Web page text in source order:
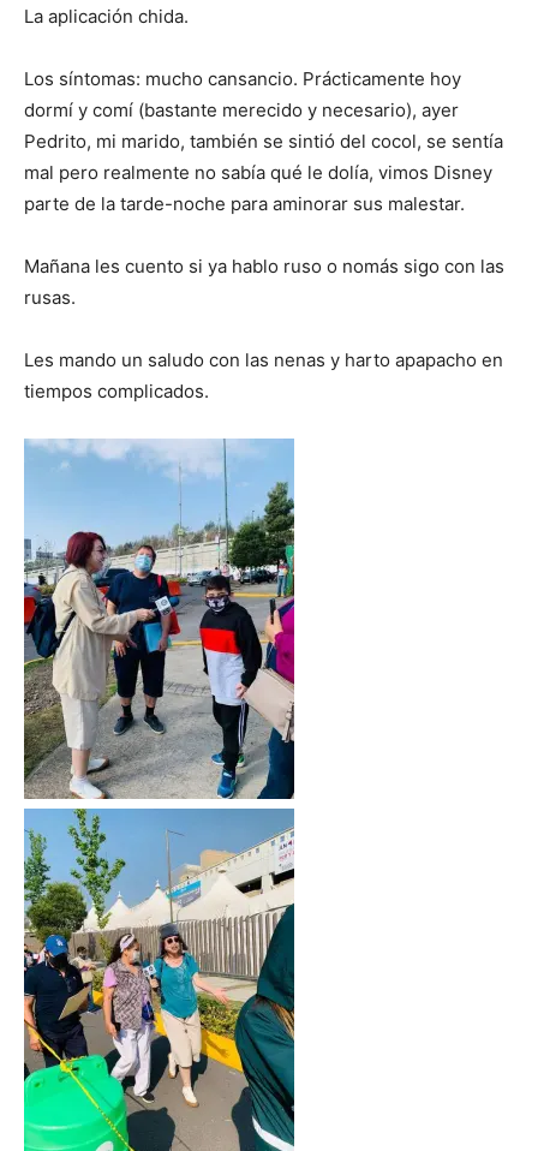
La aplicación chida.
Los síntomas: mucho cansancio. Prácticamente hoy
dormí y comí (bastante merecido y necesario), ayer
Pedrito, mi marido, también se sintió del cocol, se sentía
mal pero realmente no sabía qué le dolía, vimos Disney
parte de la tarde-noche para aminorar sus malestar.
Mañana les cuento si ya hablo ruso o nomás sigo con las
rusas.
Les mando un saludo con las nenas y harto apapacho en
tiempos complicados.